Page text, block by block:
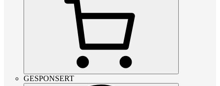
GESPONSERT